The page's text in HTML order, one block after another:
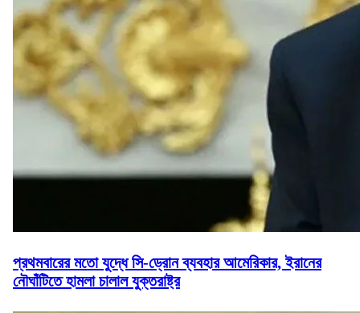
প্রথমবারের মতো যুদ্ধে সি-ড্রোন ব্যবহার আমেরিকার, ইরানের
নৌঘাঁটিতে হামলা চালাল যুক্তরাষ্ট্র